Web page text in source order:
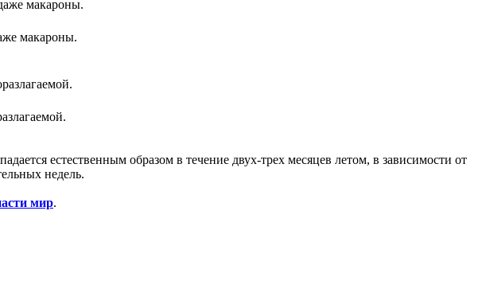
макароны.
естественным образом в течение двух-трех месяцев летом, в зависимости от
недель.
мир.